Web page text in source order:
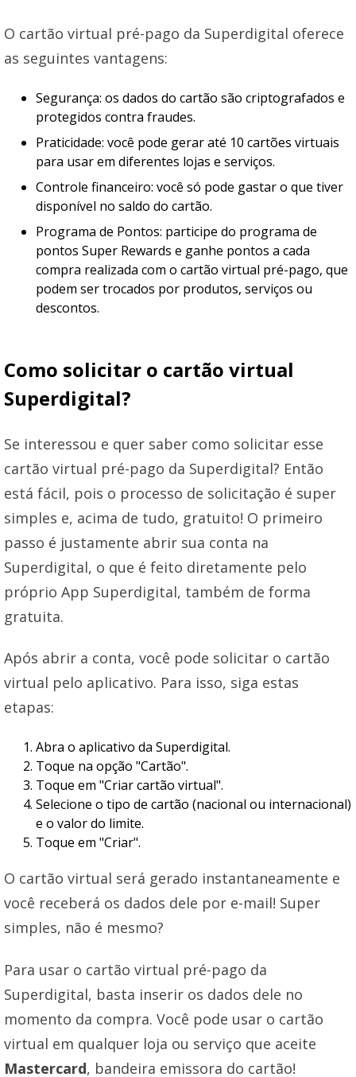
O cartão virtual pré-pago da Superdigital oferece
as seguintes vantagens:
Segurança: os dados do cartão são criptografados e
protegidos contra fraudes.
Praticidade: você pode gerar até 10 cartões virtuais
para usar em diferentes lojas e serviços.
Controle financeiro: você só pode gastar o que tiver
disponível no saldo do cartão.
Programa de Pontos: participe do programa de
pontos Super Rewards e ganhe pontos a cada
compra realizada com o cartão virtual pré-pago, que
podem ser trocados por produtos, serviços ou
descontos.
Como solicitar o cartão virtual
Superdigital?
Se interessou e quer saber como solicitar esse
cartão virtual pré-pago da Superdigital? Então
está fácil, pois o processo de solicitação é super
simples e, acima de tudo, gratuito! O primeiro
passo é justamente abrir sua conta na
Superdigital, o que é feito diretamente pelo
próprio App Superdigital, também de forma
gratuita.
Após abrir a conta, você pode solicitar o cartão
virtual pelo aplicativo. Para isso, siga estas
etapas:
Abra o aplicativo da Superdigital.
Toque na opção "Cartão".
Toque em "Criar cartão virtual".
Selecione o tipo de cartão (nacional ou internacional)
e o valor do limite.
Toque em "Criar".
O cartão virtual será gerado instantaneamente e
você receberá os dados dele por e-mail! Super
simples, não é mesmo?
Para usar o cartão virtual pré-pago da
Superdigital, basta inserir os dados dele no
momento da compra. Você pode usar o cartão
virtual em qualquer loja ou serviço que aceite
Mastercard, bandeira emissora do cartão!